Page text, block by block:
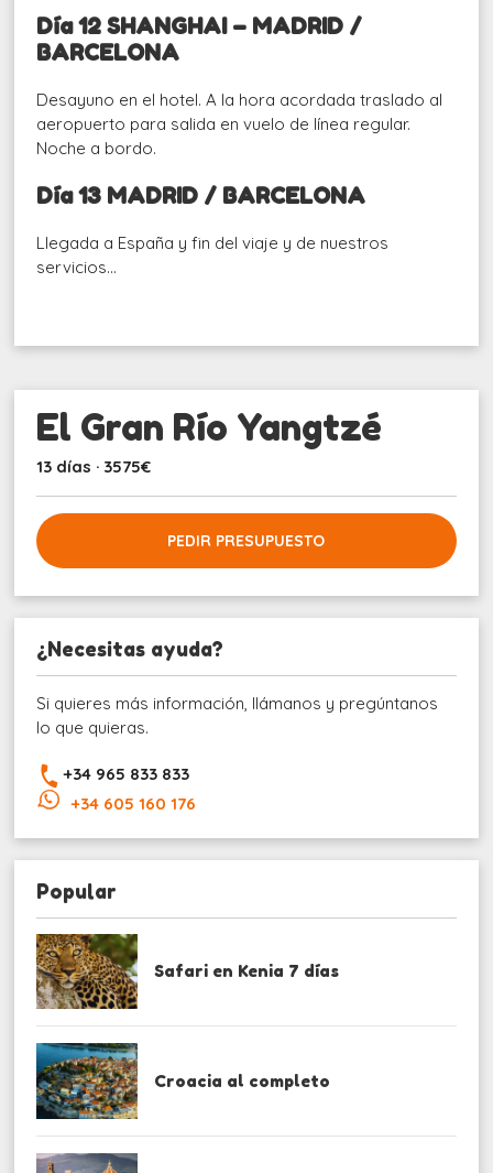
Día 12 SHANGHAI – MADRID /
BARCELONA
Desayuno en el hotel. A la hora acordada traslado al
aeropuerto para salida en vuelo de línea regular.
Noche a bordo.
Día 13 MADRID / BARCELONA
Llegada a España y fin del viaje y de nuestros
servicios…
El Gran Río Yangtzé
13 días · 3575€
PEDIR PRESUPUESTO
¿Necesitas ayuda?
Si quieres más información, llámanos y pregúntanos
lo que quieras.
+34 965 833 833
+34 605 160 176
Popular
Safari en Kenia 7 días
Croacia al completo